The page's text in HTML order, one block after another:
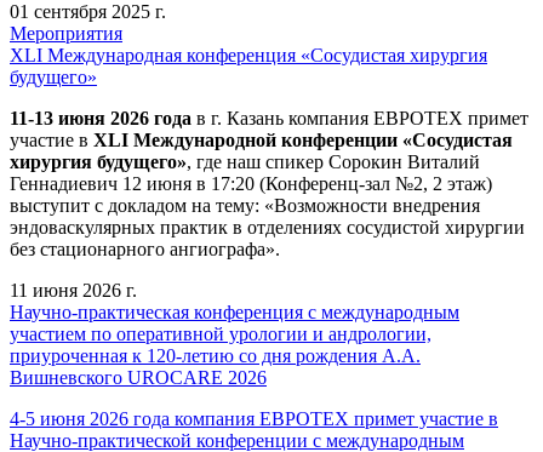
01 сентября 2025 г.
Мероприятия
XLI Международная конференция «Сосудистая хирургия
будущего»
11-13 июня 2026 года в г. Казань компания ЕВРОТЕХ примет
участие в XLI Международной конференции «Сосудистая
хирургия будущего», где наш спикер Сорокин Виталий
Геннадиевич 12 июня в 17:20 (Конференц-зал №2, 2 этаж)
выступит с докладом на тему: «Возможности внедрения
эндоваскулярных практик в отделениях сосудистой хирургии
без стационарного ангиографа».
11 июня 2026 г.
Научно-практическая конференция с международным
участием по оперативной урологии и андрологии,
приуроченная к 120-летию со дня рождения А.А.
Вишневского UROCARE 2026
4-5 июня 2026 года компания ЕВРОТЕХ примет участие в
Научно-практической конференции с международным